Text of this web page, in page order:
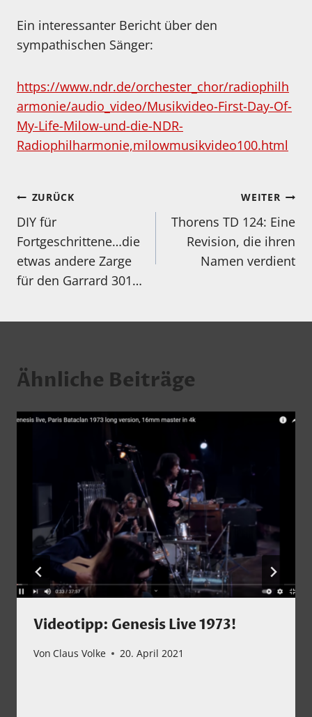
Ein interessanter Bericht über den
sympathischen Sänger:
https://www.ndr.de/orchester_chor/radiophilh
armonie/audio_video/Musikvideo-First-Day-Of-
My-Life-Milow-und-die-NDR-
Radiophilharmonie,milowmusikvideo100.html
Beitragsnavigation
ZURÜCK
DIY für
Fortgeschrittene…die
etwas andere Zarge
für den Garrard 301…
WEITER
Thorens TD 124: Eine
Revision, die ihren
Namen verdient
Ähnliche Beiträge
Videotipp: Genesis Live 1973!
Von Claus Volke 20. April 2021